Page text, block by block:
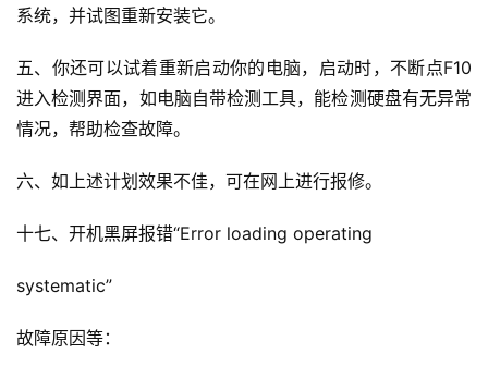
系统，并试图重新安装它。
五、你还可以试着重新启动你的电脑，启动时，不断点F10
进入检测界面，如电脑自带检测工具，能检测硬盘有无异常
情况，帮助检查故障。
六、如上述计划效果不佳，可在网上进行报修。
十七、开机黑屏报错“Error loading operating
systematic”
故障原因等：